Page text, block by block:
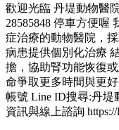
歡迎光臨 丹堤動物醫
28585848 停車方便喔
症治療的動物醫院，
病患提供個別化治療
擔，協助腎功能恢復
命爭取更多時間與更
帳號 Line ID搜尋:丹堤
資訊與線上諮詢 https://